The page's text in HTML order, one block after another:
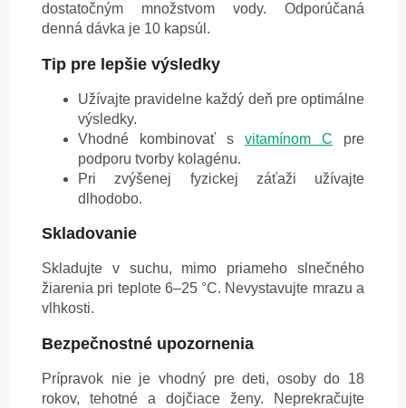
dostatočným množstvom vody. Odporúčaná
denná dávka je 10 kapsúl.
Tip pre lepšie výsledky
Užívajte pravidelne každý deň pre optimálne
výsledky.
Vhodné kombinovať s vitamínom C pre
podporu tvorby kolagénu.
Pri zvýšenej fyzickej záťaži užívajte
dlhodobo.
Skladovanie
Skladujte v suchu, mimo priameho slnečného
žiarenia pri teplote 6–25 °C. Nevystavujte mrazu a
vlhkosti.
Bezpečnostné upozornenia
Prípravok nie je vhodný pre deti, osoby do 18
rokov, tehotné a dojčiace ženy. Neprekračujte